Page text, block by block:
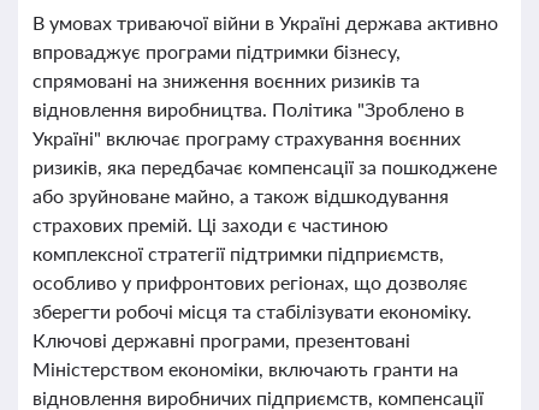
В умовах триваючої війни в Україні держава активно
впроваджує програми підтримки бізнесу,
спрямовані на зниження воєнних ризиків та
відновлення виробництва. Політика "Зроблено в
Україні" включає програму страхування воєнних
ризиків, яка передбачає компенсації за пошкоджене
або зруйноване майно, а також відшкодування
страхових премій. Ці заходи є частиною
комплексної стратегії підтримки підприємств,
особливо у прифронтових регіонах, що дозволяє
зберегти робочі місця та стабілізувати економіку.
Ключові державні програми, презентовані
Міністерством економіки, включають гранти на
відновлення виробничих підприємств, компенсації